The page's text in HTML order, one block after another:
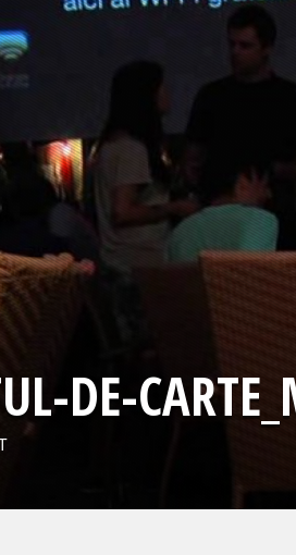
DE-